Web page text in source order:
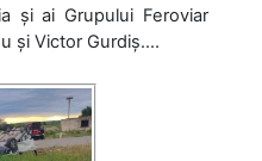
și ai Grupului Feroviar
și Victor Gurdiș....